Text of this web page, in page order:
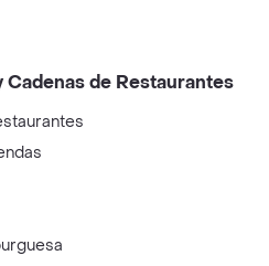
Cadenas de Restaurantes